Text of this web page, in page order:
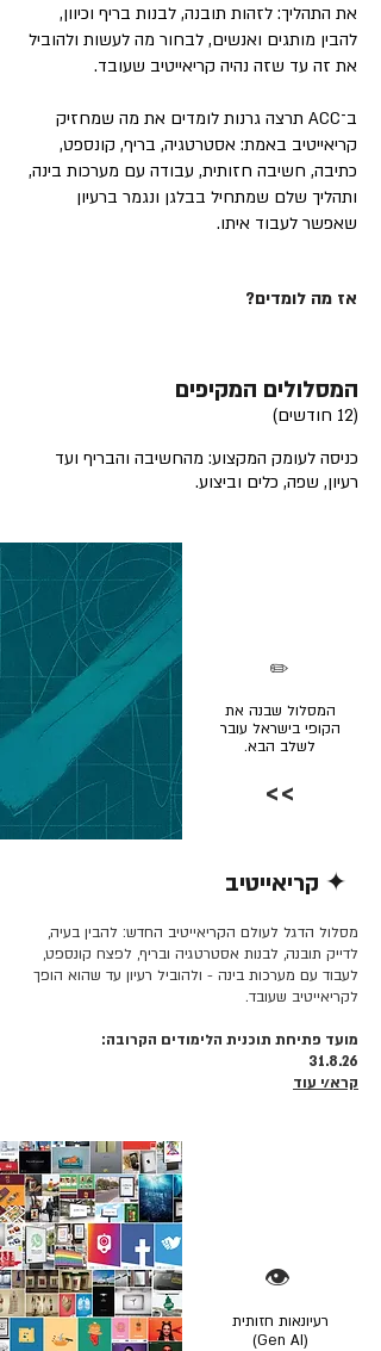
את התהליך: לזהות תובנה, לבנות בריף וכיוון,
להבין מותגים ואנשים, לבחור מה לעשות ולהוביל
את זה עד שזה נהיה קריאייטיב שעובד.
ב־ACC תרצה גרנות לומדים את מה שמחזיק
קריאייטיב באמת: אסטרטגיה, בריף, קונספט,
כתיבה, חשיבה חזותית, עבודה עם מערכות בינה,
ותהליך שלם שמתחיל בבלגן ונגמר ברעיון
שאפשר לעבוד איתו.
אז מה לומדים?
המסלולים המקיפים
(12 חודשים)
כניסה לעומק המקצוע: מהחשיבה והבריף ועד
רעיון, שפה, כלים וביצוע.
המסלול שבנה את
הקופי בישראל עובר
לשלב הבא.
✏️
>>
✦ קריאייטיב
מסלול הדגל לעולם הקריאייטיב החדש: להבין בעיה,
לדייק תובנה, לבנות אסטרטגיה ובריף, לפצח קונספט,
לעבוד עם מערכות בינה - ולהוביל רעיון עד שהוא הופך
לקריאייטיב שעובד.
מועד פתיחת תוכנית הלימודים הקרובה:
31.8.26
קרא/י עוד
👁️
רעיונאות חזותית
(Gen AI)